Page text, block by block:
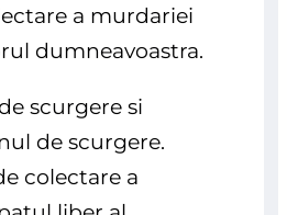
a murdariei
dumneavoastra.
scurgere si
de scurgere.
colectare a